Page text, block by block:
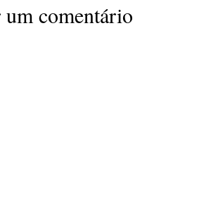
um comentário